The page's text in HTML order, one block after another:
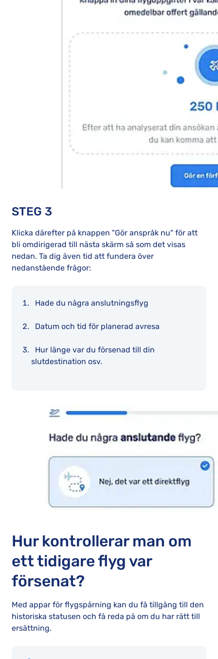
STEG 3
Klicka därefter på knappen "Gör anspråk nu" för att
bli omdirigerad till nästa skärm så som det visas
nedan. Ta dig även tid att fundera över
nedanstående frågor:
Hade du några anslutningsflyg
Datum och tid för planerad avresa
Hur länge var du försenad till din
slutdestination osv.
Hur kontrollerar man om
ett tidigare flyg var
försenat?
Med appar för flygspårning kan du få tillgång till den
historiska statusen och få reda på om du har rätt till
ersättning.